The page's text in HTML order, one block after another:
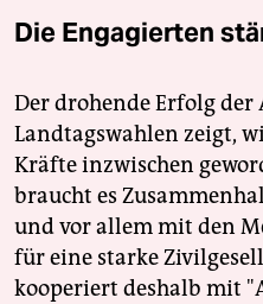
Die Engagierten
Der drohende Erfolg
Landtagswahlen zeigt,
Kräfte inzwischen
braucht es
und vor allem mit den
für eine starke
kooperiert deshalb mit